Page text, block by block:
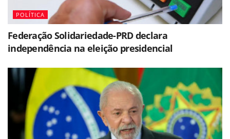
POLÍTICA
Federação Solidariedade-PRD declara
independência na eleição presidencial